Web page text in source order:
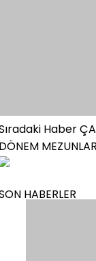
Haber
HABERLER